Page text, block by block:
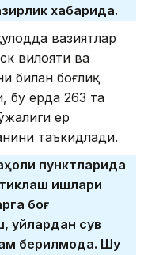
хабарида.
вазиятлар
вилояти ва
билан боғлиқ
бу ерда 263 та
ер
таъкидлади.
пунктларида
ишлари
боғ
уйлардан сув
берилмоқда. Шу